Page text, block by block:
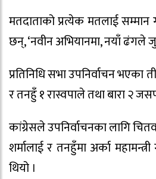
मतदाताको प्रत्येक मतलाई
छन्, ‘नवीन अभियानमा, नयाँ ढंगले
प्रतिनिधि सभा उपनिर्वाचन भएका
र तनहुँ १ रास्वपाले तथा बारा २
कांग्रेसले उपनिर्वाचनका लागि
शर्मालाई र तनहुँमा अर्का
थियो ।